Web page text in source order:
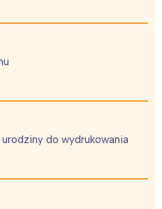
do wydrukowania